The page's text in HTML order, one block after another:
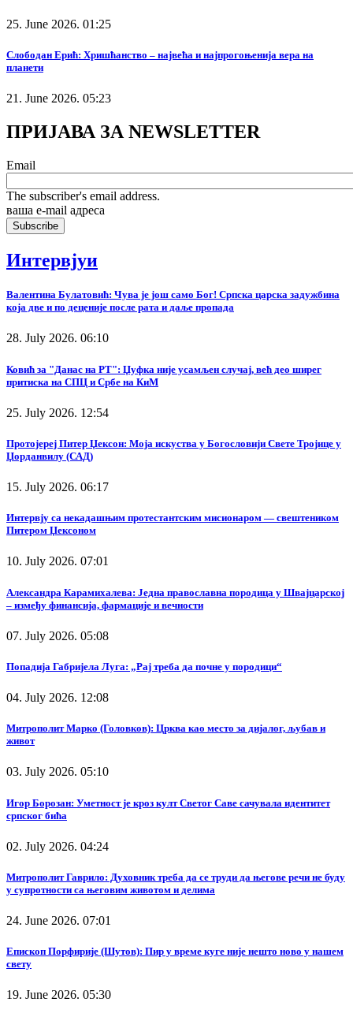
25. June 2026. 01:25
Слободан Ерић: Хришћанство – највећа и најпрогоњенија вера на
планети
21. June 2026. 05:23
ПРИЈАВА ЗА NEWSLETTER
Email
The subscriber's email address.
ваша е-mail адреса
Интервјуи
Валентина Булатовић: Чува је још само Бог! Српска царска задужбина
која две и по деценије после рата и даље пропада
28. July 2026. 06:10
Ковић за "Данас на РТ": Џуфка није усамљен случај, већ део ширег
притиска на СПЦ и Србе на КиМ
25. July 2026. 12:54
Протојереј Питер Џексон: Моја искуства у Богословији Свете Тројице у
Џорданвилу (САД)
15. July 2026. 06:17
Интервју са некадашњим протестантским мисионаром — свештеником
Питером Џексоном
10. July 2026. 07:01
Александра Карамихалева: Једна православна породица у Швајцарској
– између финансија, фармације и вечности
07. July 2026. 05:08
Попадија Габријела Луга: „Рај треба да почне у породици“
04. July 2026. 12:08
Митрополит Марко (Головков): Црква као место за дијалог, љубав и
живот
03. July 2026. 05:10
Игор Борозан: Уметност је кроз култ Светог Саве сачувала идентитет
српског бића
02. July 2026. 04:24
Митрополит Гаврило: Духовник треба да се труди да његове речи не буду
у супротности са његовим животом и делима
24. June 2026. 07:01
Епископ Порфирије (Шутов): Пир у време куге није нешто ново у нашем
свету
19. June 2026. 05:30